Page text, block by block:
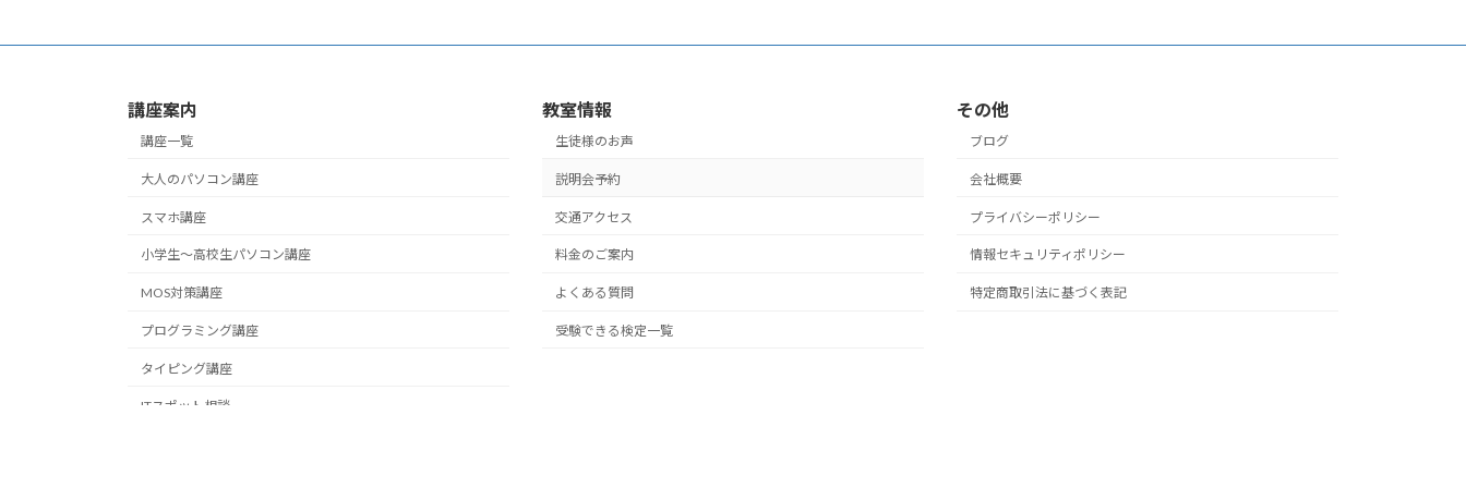
講座案内
講座一覧
大人のパソコン講座
スマホ講座
小学生～高校生パソコン講座
MOS対策講座
プログラミング講座
タイピング講座
ITスポット相談
教室情報
生徒様のお声
説明会予約
交通アクセス
料金のご案内
よくある質問
受験できる検定一覧
その他
ブログ
会社概要
プライバシーポリシー
情報セキュリティポリシー
特定商取引法に基づく表記